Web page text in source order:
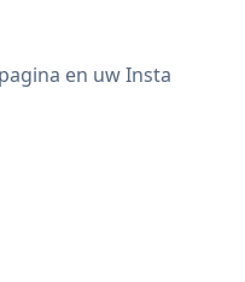
en uw Insta